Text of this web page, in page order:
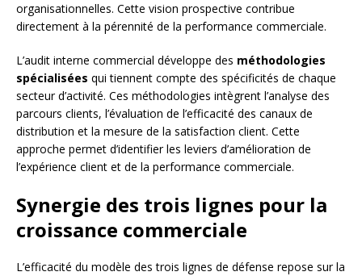
organisationnelles. Cette vision prospective contribue
directement à la pérennité de la performance commerciale.
L’audit interne commercial développe des méthodologies
spécialisées qui tiennent compte des spécificités de chaque
secteur d’activité. Ces méthodologies intègrent l’analyse des
parcours clients, l’évaluation de l’efficacité des canaux de
distribution et la mesure de la satisfaction client. Cette
approche permet d’identifier les leviers d’amélioration de
l’expérience client et de la performance commerciale.
Synergie des trois lignes pour la
croissance commerciale
L’efficacité du modèle des trois lignes de défense repose sur la